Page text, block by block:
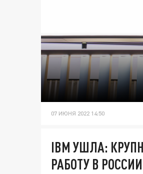
07 ИЮНЯ 2022 14:50
IBM УШЛА:
РАБОТУ В РОССИИ